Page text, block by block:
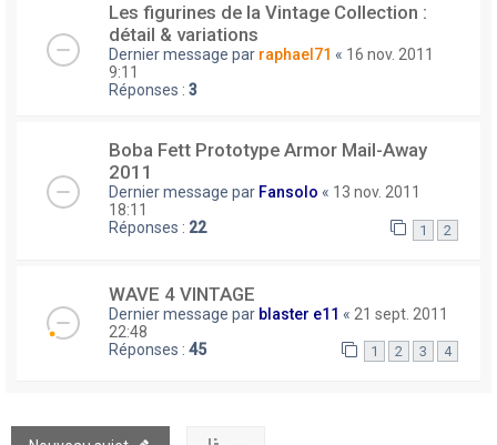
Les figurines de la Vintage Collection :
détail & variations
Dernier message par raphael71 « 16 nov. 2011
9:11
Réponses : 3
Boba Fett Prototype Armor Mail-Away
2011
Dernier message par Fansolo « 13 nov. 2011
18:11
Réponses : 22 1 2
WAVE 4 VINTAGE
Dernier message par blaster e11 « 21 sept. 2011
22:48
Réponses : 45 1 2 3 4